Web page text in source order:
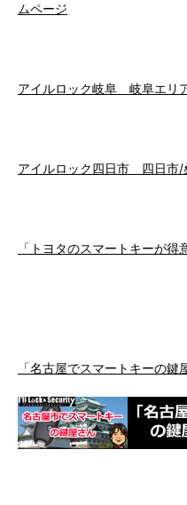
ムページ
アイルロック岐阜 岐阜エリ
アイルロック四日市 四日市/
「トヨタのスマートキーが得
「名古屋でスマートキーの鍵